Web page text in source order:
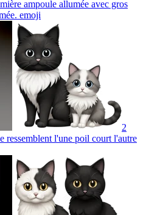
ampoule allumée avec gros
emoji
2
ressemblent l'une poil court l'autre